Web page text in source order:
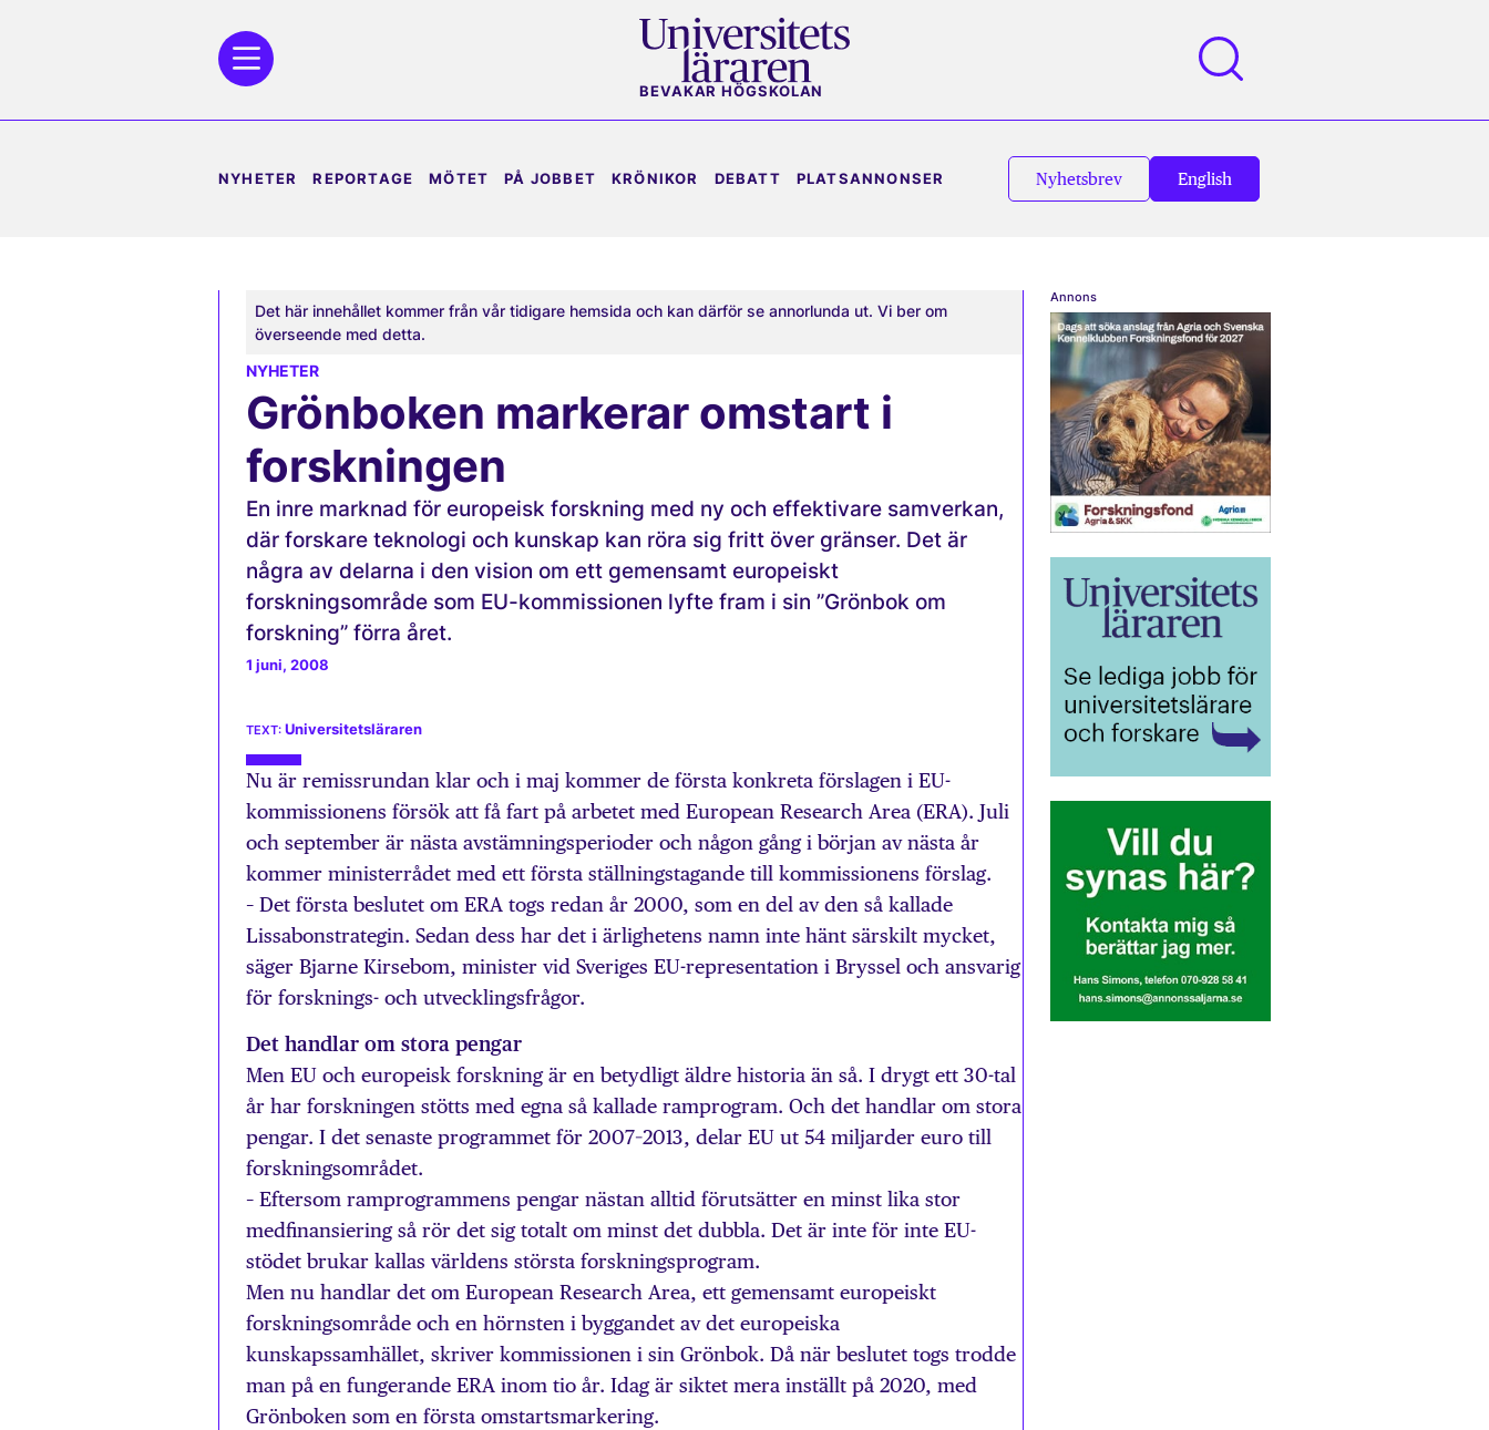
BEVAKAR HÖGSKOLAN
NYHETER REPORTAGE MÖTET PÅ JOBBET KRÖNIKOR DEBATT PLATSANNONSER Nyhetsbrev English
Det här innehållet kommer från vår tidigare hemsida och kan därför se annorlunda ut. Vi ber om
överseende med detta.
NYHETER
Grönboken markerar omstart i
forskningen
En inre marknad för europeisk forskning med ny och effektivare samverkan,
där forskare teknologi och kunskap kan röra sig fritt över gränser. Det är
några av delarna i den vision om ett gemensamt europeiskt
forskningsområde som EU-kommissionen lyfte fram i sin ”Grönbok om
forskning” förra året.
1 juni, 2008
Universitetsläraren
Nu är remissrundan klar och i maj kommer de första konkreta förslagen i EU-
kommissionens försök att få fart på arbetet med European Research Area (ERA). Juli
och september är nästa avstämningsperioder och någon gång i början av nästa år
kommer ministerrådet med ett första ställningstagande till kommissionens förslag.
– Det första beslutet om ERA togs redan år 2000, som en del av den så kallade
Lissabonstrategin. Sedan dess har det i ärlighetens namn inte hänt särskilt mycket,
säger Bjarne Kirsebom, minister vid Sveriges EU-representation i Bryssel och ansvarig
för forsknings- och utvecklingsfrågor.
Det handlar om stora pengar
Men EU och europeisk forskning är en betydligt äldre historia än så. I drygt ett 30-tal
år har forskningen stötts med egna så kallade ramprogram. Och det handlar om stora
pengar. I det senaste programmet för 2007–2013, delar EU ut 54 miljarder euro till
forskningsområdet.
– Eftersom ramprogrammens pengar nästan alltid förutsätter en minst lika stor
medfinansiering så rör det sig totalt om minst det dubbla. Det är inte för inte EU-
stödet brukar kallas världens största forskningsprogram.
Men nu handlar det om European Research Area, ett gemensamt europeiskt
forskningsområde och en hörnsten i byggandet av det europeiska
kunskapssamhället, skriver kommissionen i sin Grönbok. Då när beslutet togs trodde
man på en fungerande ERA inom tio år. Idag är siktet mera inställt på 2020, med
Grönboken som en första omstartsmarkering.
Annons